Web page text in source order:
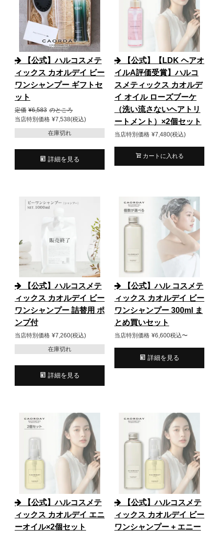
【公式】ハルコスメテ
ィックス カオルデイ ビー
ワンシャンプー ギフトセ
ット
定価 ¥6,583 のところ
当店特別価格 ¥7,538 税込
在庫切れ
詳細を見る
【公式】【LDK ヘアオ
イルA評価受賞】ハルコ
スメティックス カオルデ
イ オイル ローズブーケ
（洗い流さないヘアトリ
ートメント）×2個セット
当店特別価格 ¥7,480 税込
カートに入れる
【公式】ハルコスメテ
ィックス カオルデイ ビー
ワンシャンプー 詰替用 ポ
ンプ付
当店特別価格 ¥7,260 税込
在庫切れ
詳細を見る
【公式】ハル コスメテ
ィックス カオルデイ ビー
ワンシャンプー 300ml ま
とめ買いセット
当店特別価格 ¥6,600税込〜
詳細を見る
【公式】ハルコスメテ
ィックス カオルデイ エニ
ーオイル×2個セット
【公式】ハルコスメテ
ィックス カオルデイ ビー
ワンシャンプー + エニー